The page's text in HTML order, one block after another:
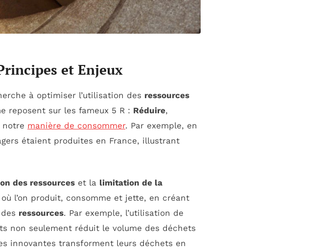
et Enjeux
à optimiser l’utilisation des ressources
reposent sur les fameux 5 R : Réduire,
notre manière de consommer. Par exemple, en
étaient produites en France, illustrant
des ressources et la limitation de la
l’on produit, consomme et jette, en créant
ressources. Par exemple, l’utilisation de
non seulement réduit le volume des déchets
innovantes transforment leurs déchets en